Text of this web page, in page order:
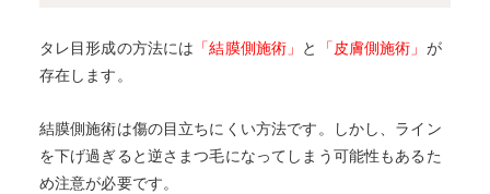
タレ目形成の方法には 「結膜側施術」 と 「皮膚側施術」 が
存在します。
結膜側施術は傷の目立ちにくい方法です。しかし、ライン
を下げ過ぎると逆さまつ毛になってしまう可能性もあるた
め注意が必要です。